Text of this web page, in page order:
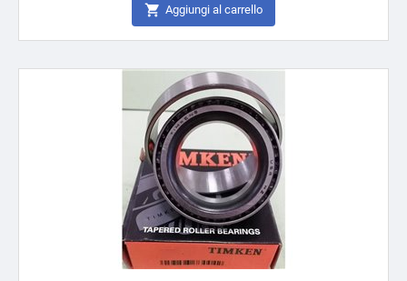
 Aggiungi al carrello